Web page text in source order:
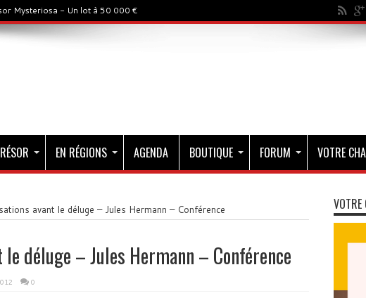
Mysteriosa - Un lot à 50 000 €
EN RÉGIONS AGENDA BOUTIQUE FORUM VOTRE
avant le déluge – Jules Hermann – Conférence
déluge – Jules Hermann – Conférence
0
VOTRE